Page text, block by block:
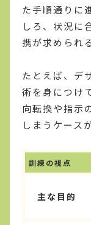
た手順通りに
しろ、状況に
携が求められ
たとえば、デ
術を身につけ
向転換や指示
しまうケース
訓練の視点
主な目的